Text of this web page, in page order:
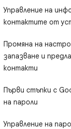
Управление на
контактите от
Промяна на
запазване и
контакти
Първи стъпки с
на пароли
Управление на